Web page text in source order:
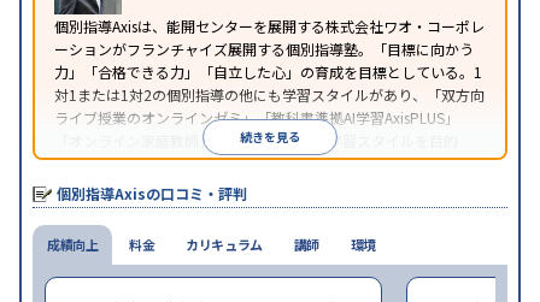
個別指導Axisは、能開センターを展開する株式会社ワオ・コーポレ
ーションがフランチャイズ展開する個別指導塾。「目標に向かう
力」「合格できる力」「自立した心」の育成を目標としている。1
対1または1対2の個別指導の他にも学習スタイルがあり、「双方向
ライブ授業のオンラインゼミ」「教科書準拠AI学習AxisPLUS」
「オンライン家庭教師」など、さまざまな学習スタイルを目的
別・科目別に選択することができる。
続きを見る
個別指導Axisの口コミ・評判
成績向上 料金 カリキュラム 講師 環境